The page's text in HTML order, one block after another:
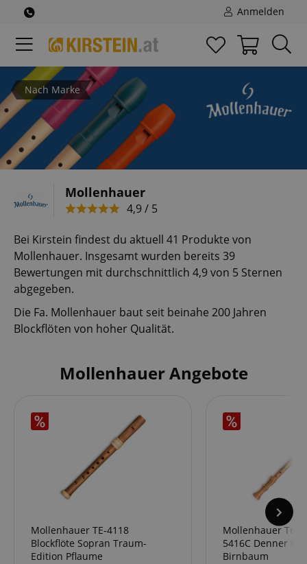
Anmelden
Nach Marke
Mollenhauer
4,9 / 5
Bei Kirstein findest du aktuell 41 Produkte von
Mollenhauer. Insgesamt wurden bereits 39
Bewertungen mit durchschnittlich 4,9 von 5 Sternen
abgegeben.
Die Fa. Mollenhauer baut seit beinahe 200 Jahren
Blockflöten von hoher Qualität.
Mollenhauer Angebote
Mollenhauer TE-4118
Blockflöte Sopran Traum-
Edition Pflaume
Mollenhauer
5416C Denner
Birnbaum